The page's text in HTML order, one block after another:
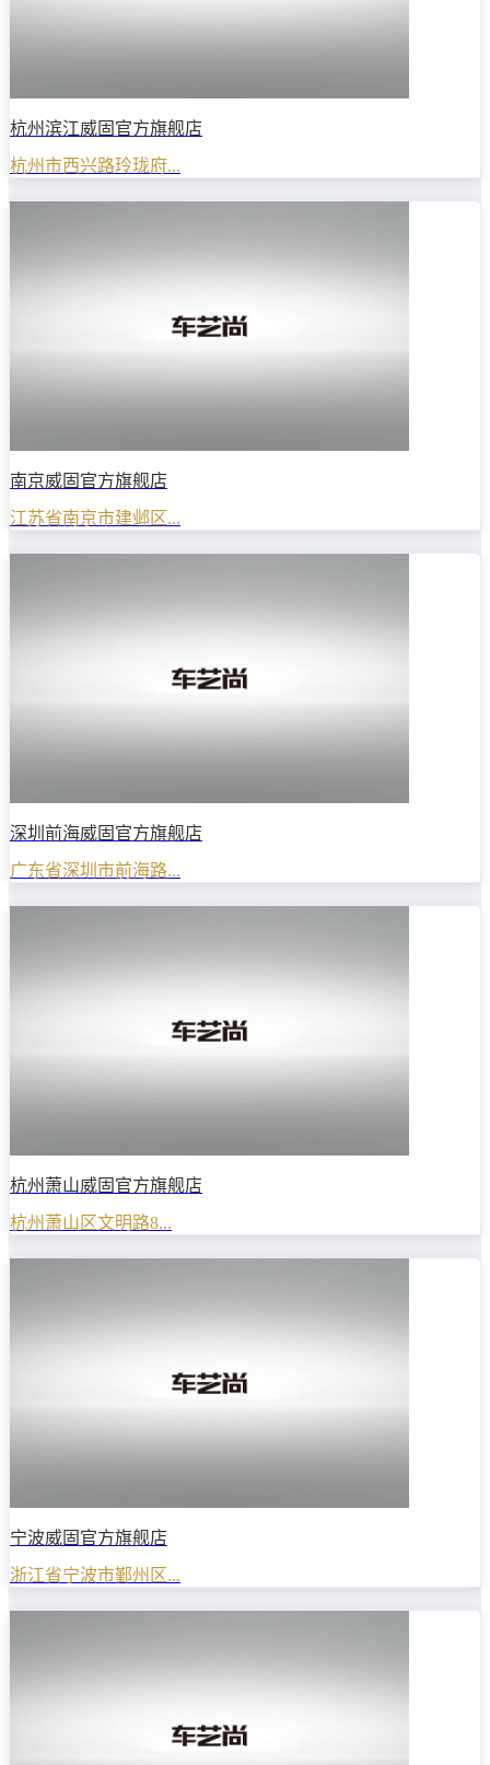
杭州滨江威固官方旗舰店
杭州市西兴路玲珑府...
南京威固官方旗舰店
江苏省南京市建邺区...
深圳前海威固官方旗舰店
广东省深圳市前海路...
杭州萧山威固官方旗舰店
杭州萧山区文明路8...
宁波威固官方旗舰店
浙江省宁波市鄞州区...